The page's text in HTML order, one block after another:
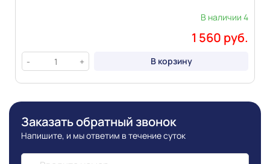
В наличии 4
1 560 руб.
- + В корзину
Заказать обратный звонок
Напишите, и мы ответим в течение суток